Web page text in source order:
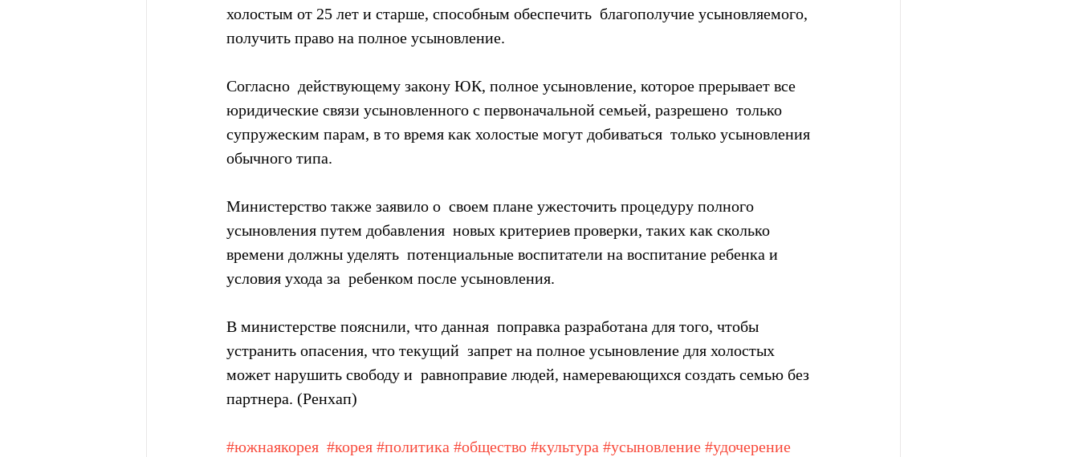
холостым от 25 лет и старше, способным обеспечить  благополучие усыновляемого,
получить право на полное усыновление.
Согласно  действующему закону ЮК, полное усыновление, которое прерывает все
юридические связи усыновленного с первоначальной семьей, разрешено  только
супружеским парам, в то время как холостые могут добиваться  только усыновления
обычного типа.
Министерство также заявило о  своем плане ужесточить процедуру полного
усыновления путем добавления  новых критериев проверки, таких как сколько
времени должны уделять  потенциальные воспитатели на воспитание ребенка и
условия ухода за  ребенком после усыновления.
В министерстве пояснили, что данная  поправка разработана для того, чтобы
устранить опасения, что текущий  запрет на полное усыновление для холостых
может нарушить свободу и  равноправие людей, намеревающихся создать семью без
партнера. (Ренхап)
#южнаякорея #корея #политика #общество #культура #усыновление #удочерение